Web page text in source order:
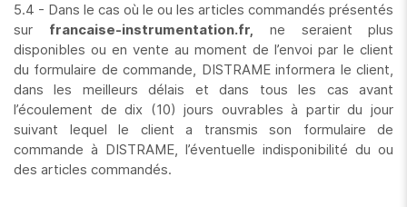
5.4 - Dans le cas où le ou les articles commandés présentés
sur francaise-instrumentation.fr, ne seraient plus
disponibles ou en vente au moment de l’envoi par le client
du formulaire de commande, DISTRAME informera le client,
dans les meilleurs délais et dans tous les cas avant
l’écoulement de dix (10) jours ouvrables à partir du jour
suivant lequel le client a transmis son formulaire de
commande à DISTRAME, l’éventuelle indisponibilité du ou
des articles commandés.